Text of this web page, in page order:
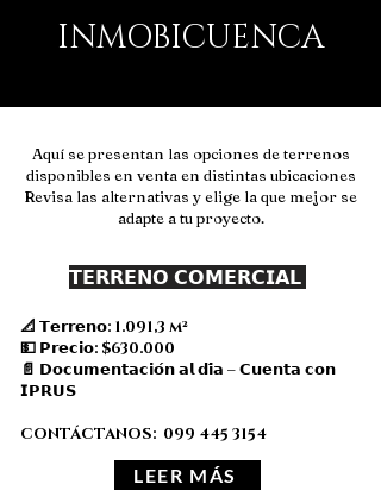
INMOBICUENCA
Aquí se presentan las opciones de terrenos
disponibles en venta en distintas ubicaciones
Revisa las alternativas y elige la que mejor se
adapte a tu proyecto.
𝗧𝗘𝗥𝗥𝗘𝗡𝗢 𝗖𝗢𝗠𝗘𝗥𝗖𝗜𝗔𝗟
📐 𝗧𝗲𝗿𝗿𝗲𝗻𝗼: 1.091,3 m²
💵 𝗣𝗿𝗲𝗰𝗶𝗼: $630.000
📄 𝗗𝗼𝗰𝘂𝗺𝗲𝗻𝘁𝗮𝗰𝗶𝗼́𝗻 𝗮𝗹 𝗱𝗶́𝗮 – 𝗖𝘂𝗲𝗻𝘁𝗮 𝗰𝗼𝗻
𝗜𝗣𝗥𝗨𝗦
CONTÁCTANOS: 099 445 3154
LEER MÁS